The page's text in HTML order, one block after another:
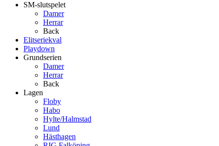
SM-slutspelet
Damer
Herrar
Back
Elitseriekval
Playdown
Grundserien
Damer
Herrar
Back
Lagen
Floby
Habo
Hylte/Halmstad
Lund
Hästhagen